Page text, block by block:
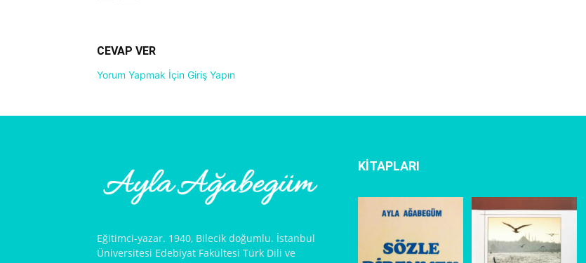
CEVAP VER
Yorum Yapmak İçin Giriş Yapın
Eğitimci-yazar. 1940, Bilecik doğumlu. İstanbul
Üniversitesi Edebiyat Fakültesi Türk Dili ve
KİTAPLARI